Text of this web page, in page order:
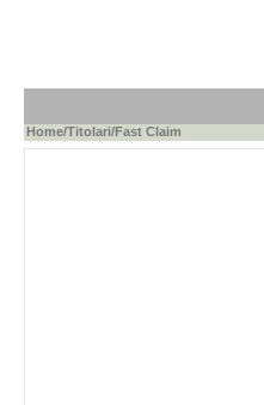
Home/Titolari/Fast Claim